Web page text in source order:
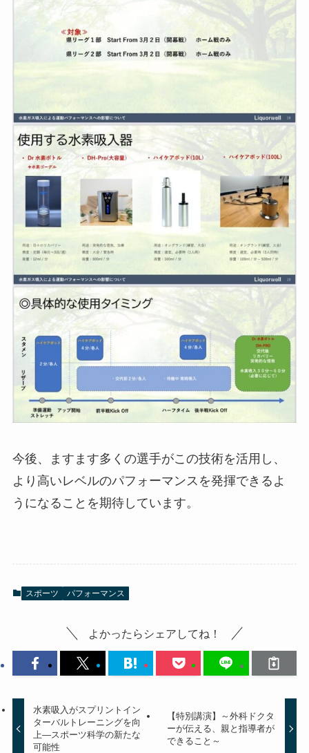
今後、ますます多くの選手がこの技術を活用し、
より高いレベルのパフォーマンスを発揮できるよ
うになることを期待しています。
スポーツ パフォーマンス
よかったらシェアしてね！
水素吸入がスプリントイン
ターバルトレーニングを向
上—スポーツ科学の新たな
可能性
【特別講演】～外科ドクタ
ーが伝える、親と指導者が
できること～